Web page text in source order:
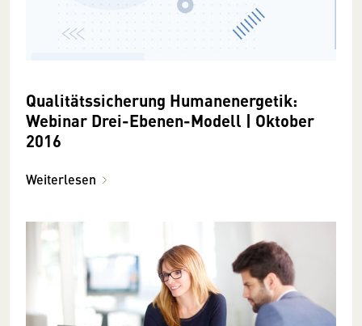
Qualitätssicherung Humanenergetik:
Webinar Drei-Ebenen-Modell | Oktober
2016
Weiterlesen